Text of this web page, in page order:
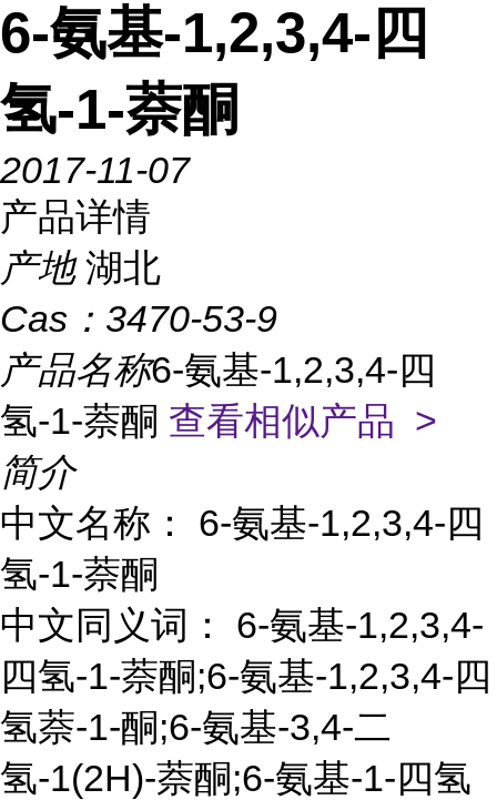
6-氨基-1,2,3,4-四
氢-1-萘酮
2017-11-07
产品详情
产地 湖北
Cas： 3470-53-9
产品名称6-氨基-1,2,3,4-四
氢-1-萘酮 查看相似产品 >
简介
中文名称： 6-氨基-1,2,3,4-四
氢-1-萘酮
中文同义词： 6-氨基-1,2,3,4-
四氢-1-萘酮;6-氨基-1,2,3,4-四
氢萘-1-酮;6-氨基-3,4-二
氢-1(2H)-萘酮;6-氨基-1-四氢